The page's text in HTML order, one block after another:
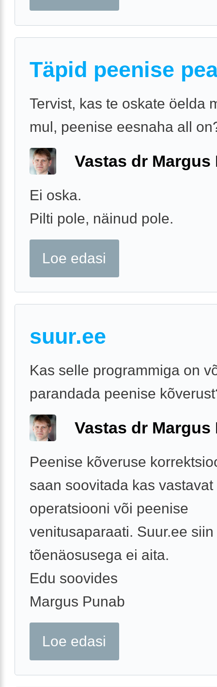
Täpid peenise
Tervist, kas te oskate öelda
mul, peenise eesnaha all
Vastas dr Margus
Ei oska.
Pilti pole, näinud pole.
Loe edasi
suur.ee
Kas selle programmiga on
parandada peenise
Vastas dr Margus
Peenise kõveruse
saan soovitada kas vastavat
operatsiooni või peenise
venitusaparaati. Suur.ee
tõenäosusega ei aita.
Edu soovides
Margus Punab
Loe edasi